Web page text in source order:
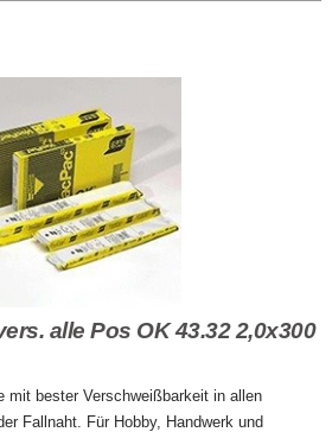
alle Pos OK 43.32 2,0x300
mit bester Verschweißbarkeit in allen
Fallnaht. Für Hobby, Handwerk und